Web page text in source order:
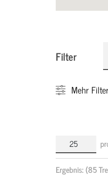
Filter
Mehr
Ergebnis:(85